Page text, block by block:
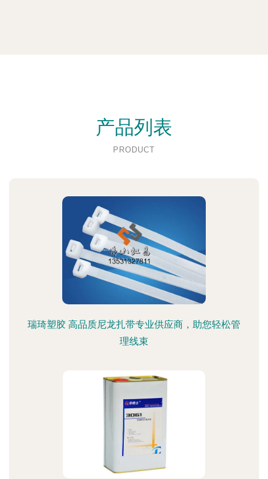
产品列表
PRODUCT
瑞琦塑胶 高品质尼龙扎带专业供应商，助您轻松管
理线束